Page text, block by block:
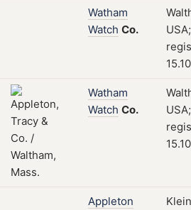
Watham
Watch Co.
USA;
Watham
Watch Co.
USA;
Appleton